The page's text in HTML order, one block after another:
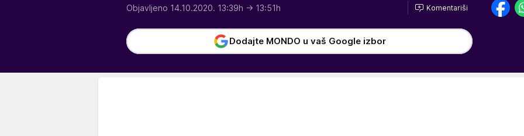
Objavljeno 14.10.2020. 13:39h → 13:51h Komentariši
Dodajte MONDO u vaš Google izbor